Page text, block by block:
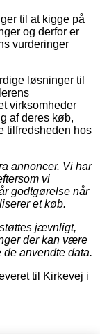
til at kigge på
og derfor er
vurderinger
løsninger til
virksomheder
af deres køb,
tilfredsheden hos
annoncer. Vi har
vi
godtgørelse når
et køb.
jævnligt,
der kan være
anvendte data.
til Kirkevej i